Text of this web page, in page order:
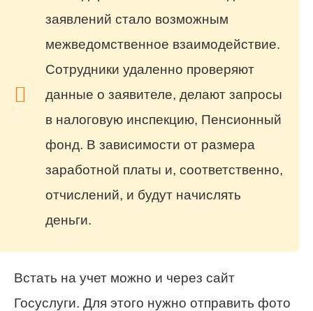
заявлений стало возможным
межведомственное взаимодействие.
Сотрудники удаленно проверяют
данные о заявителе, делают запросы
в налоговую инспекцию, Пенсионный
фонд. В зависимости от размера
заработной платы и, соответственно,
отчислений, и будут начислять
деньги.
Встать на учет можно и через сайт
Госуслуги. Для этого нужно отправить фото